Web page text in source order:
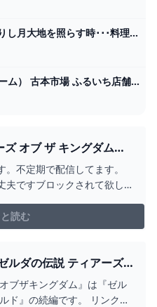
【ゼルダティアキン】紅くそまりし月大地を照らす時･･･料理が捗る。 – ゲーム攻略のかけら
高価買取情報（ゲーム） 古本市場 ふるいち店舗情報サイト
ズ オブ ザ キングダム】
年前なんですか！？ -
不定期で配信してます。
夫ですブロックされて欲し
逆に話題にしてみんなで
配信者の名前を出すのは
読む
ルダの伝説 ティアーズ
サイトです。ゼルダの
の続編となる本作を攻
ブザキングダム』は『ゼル
ド』の続編です。 リンクた